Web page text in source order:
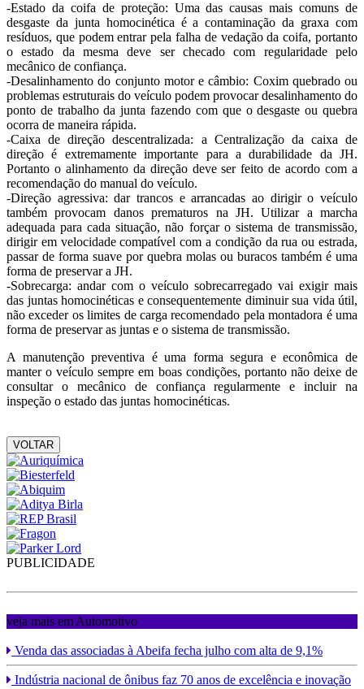
-Estado da coifa de proteção: Uma das causas mais comuns de
desgaste da junta homocinética é a contaminação da graxa com
resíduos, que podem entrar pela falha de vedação da coifa, portanto
o estado da mesma deve ser checado com regularidade pelo
mecânico de confiança.
-Desalinhamento do conjunto motor e câmbio: Coxim quebrado ou
problemas estruturais do veículo podem provocar desalinhamento do
ponto de trabalho da junta fazendo com que o desgaste ou quebra
ocorra de maneira rápida.
-Caixa de direção descentralizada: a Centralização da caixa de
direção é extremamente importante para a durabilidade da JH.
Portanto o alinhamento da direção deve ser feito de acordo com a
recomendação do manual do veículo.
-Direção agressiva: dar trancos e arrancadas ao dirigir o veículo
também provocam danos prematuros na JH. Utilizar a marcha
adequada para cada situação, não forçar o sistema de transmissão,
dirigir em velocidade compatível com a condição da rua ou estrada,
passar de forma suave por quebra molas ou buracos também é uma
forma de preservar a JH.
-Sobrecarga: andar com o veículo sobrecarregado vai exigir mais
das juntas homocinéticas e consequentemente diminuir sua vida útil,
não exceder os limites de carga recomendado pela montadora é uma
forma de preservar as juntas e o sistema de transmissão.
A manutenção preventiva é uma forma segura e econômica de
manter o veículo sempre em boas condições, portanto não deixe de
consultar o mecânico de confiança regularmente e incluir na
inspeção o estado das juntas homocinéticas.
VOLTAR
PUBLICIDADE
veja mais em Automotivo
Venda das associadas à Abeifa fecha julho com alta de 9,1%
Indústria nacional de ônibus faz 70 anos de excelência e inovação